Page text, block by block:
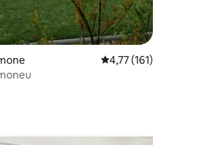
recenzija: 173 Prosječna ocjena:
4,77 (161)